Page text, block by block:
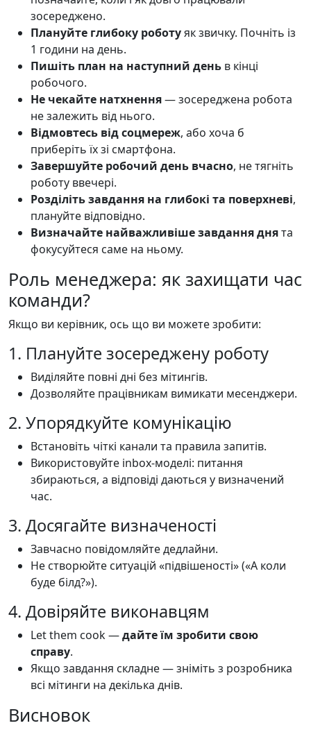
зосереджено.
Плануйте глибоку роботуяк звичку. Почніть із
1 години на день.
Пишіть план на наступний день в кінці
робочого.
Не чекайте натхнення— зосереджена робота
не залежить від нього.
Відмовтесь від соцмереж, або хоча б
приберіть їх зі смартфона.
Завершуйте робочий день вчасно, не тягніть
роботу ввечері.
Розділіть завдання на глибокі та поверхневі,
плануйте відповідно.
Визначайте найважливіше завдання днята
фокусуйтеся саме на ньому.
Роль менеджера: як захищати час
команди?
Якщо ви керівник, ось що ви можете зробити:
1. Плануйте зосереджену роботу
Виділяйте повні дні без мітингів.
Дозволяйте працівникам вимикати месенджери.
2. Упорядкуйте комунікацію
Встановіть чіткі канали та правила запитів.
Використовуйте inbox-моделі: питання
збираються, а відповіді даються у визначений
час.
3. Досягайте визначеності
Завчасно повідомляйте дедлайни.
Не створюйте ситуацій «підвішеності» («А коли
буде білд?»).
4. Довіряйте виконавцям
Let them cook —дайте їм зробити свою
справу.
Якщо завдання складне — зніміть з розробника
всі мітинги на декілька днів.
Висновок